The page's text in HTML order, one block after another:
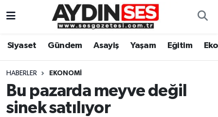
Siyaset Gündem Asayiş Yaşam Eğitim
HABERLER EKONOMI
Bu pazarda meyve değil
sinek satılıyor
Gündem
Siyaset
Ekonomi
Aydın Hava Durumu
Aydin Namaz Vakitleri
Aydın Trafik Yoğunluk Haritası